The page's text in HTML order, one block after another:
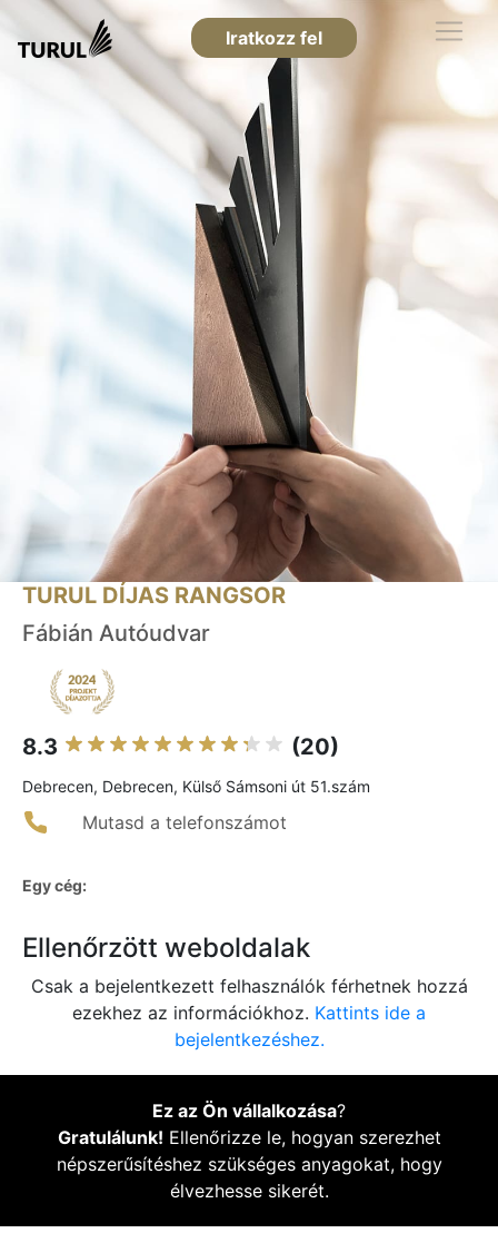
Iratkozz fel
TURUL DÍJAS RANGSOR
Fábián Autóudvar
8.3 (20)
Debrecen, Debrecen, Külső Sámsoni út 51.szám
Mutasd a telefonszámot
Egy cég:
Ellenőrzött weboldalak
Csak a bejelentkezett felhasználók férhetnek hozzá
ezekhez az információkhoz. Kattints ide a
bejelentkezéshez.
Ez az Ön vállalkozása?
Gratulálunk! Ellenőrizze le, hogyan szerezhet
népszerűsítéshez szükséges anyagokat, hogy
élvezhesse sikerét.